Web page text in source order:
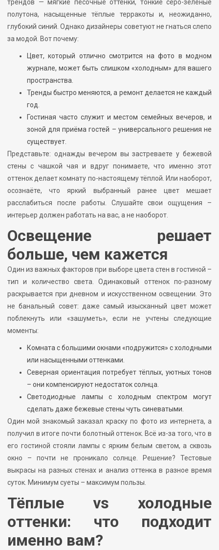
трендов — мягкие песочные оттенки, тонкие серо-зелёные
полутона, насыщенные тёплые терракоты и, неожиданно,
глубокий синий. Однако дизайнеры советуют не гнаться слепо
за модой. Вот почему:
Цвет, который отлично смотрится на фото в модном
журнале, может быть слишком «холодным» для вашего
пространства.
Тренды быстро меняются, а ремонт делается не каждый
год.
Гостиная часто служит и местом семейных вечеров, и
зоной для приёма гостей – универсального решения не
существует.
Представьте: однажды вечером вы застреваете у бежевой
стены с чашкой чая и вдруг понимаете, что именно этот
оттенок делает комнату по-настоящему тёплой. Или наоборот,
осознаёте, что яркий выбранный ранее цвет мешает
расслабиться после работы. Слушайте свои ощущения –
интерьер должен работать на вас, а не наоборот.
Освещение решает
больше, чем кажется
Один из важных факторов при выборе цвета стен в гостиной –
тип и количество света. Одинаковый оттенок по-разному
раскрывается при дневном и искусственном освещении. Это
не банальный совет: даже самый изысканный цвет может
поблекнуть или «зашуметь», если не учтены следующие
моменты:
Комната с большими окнами «подружится» с холодными
или насыщенными оттенками.
Северная ориентация потребует тёплых, уютных тонов
– они компенсируют недостаток солнца.
Светодиодные лампы с холодным спектром могут
сделать даже бежевые стены чуть синеватыми.
Один мой знакомый заказал краску по фото из интернета, а
получил в итоге почти болотный оттенок. Всё из-за того, что в
его гостиной стояли лампы с ярким белым светом, а сквозь
окно – почти не проникало солнце. Решение? Тестовые
выкрасы на разных стенах и анализ оттенка в разное время
суток. Минимум суеты – максимум пользы.
Тёплые vs холодные
оттенки: что подходит
именно вам?